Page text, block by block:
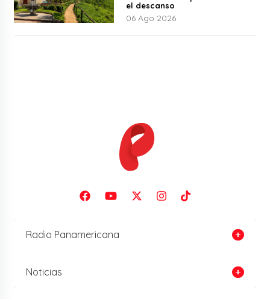
el descanso
06 Ago 2026
Radio Panamericana
Noticias